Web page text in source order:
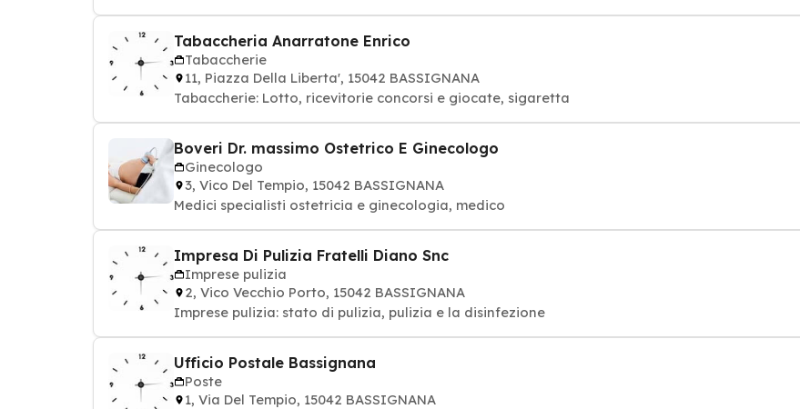
Tabaccheria Anarratone Enrico
Tabaccherie
11, Piazza Della Liberta', 15042 BASSIGNANA
Tabaccherie: Lotto, ricevitorie concorsi e giocate, sigaretta
Boveri Dr. massimo Ostetrico E Ginecologo
Ginecologo
3, Vico Del Tempio, 15042 BASSIGNANA
Medici specialisti ostetricia e ginecologia, medico
Impresa Di Pulizia Fratelli Diano Snc
Imprese pulizia
2, Vico Vecchio Porto, 15042 BASSIGNANA
Imprese pulizia: stato di pulizia, pulizia e la disinfezione
Ufficio Postale Bassignana
Poste
1, Via Del Tempio, 15042 BASSIGNANA